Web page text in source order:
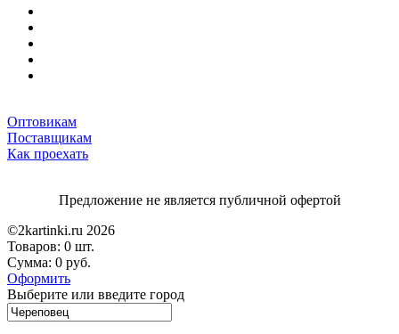
Оптовикам
Поставщикам
Как проехать
Предложение не является публичной офертой
©2kartinki.ru 2026
Товаров: 0 шт.
Сумма: 0 руб.
Оформить
Выберите или введите город